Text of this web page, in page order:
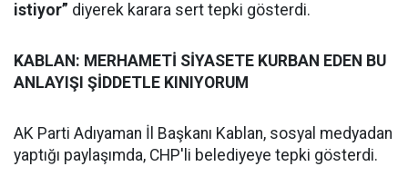
istiyor” diyerek karara sert tepki gösterdi.
KABLAN: MERHAMETİ SİYASETE KURBAN EDEN BU
ANLAYIŞI ŞİDDETLE KINIYORUM
AK Parti Adıyaman İl Başkanı Kablan, sosyal medyadan
yaptığı paylaşımda, CHP'li belediyeye tepki gösterdi.